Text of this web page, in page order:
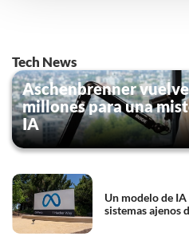
tekst 'cookies' te klikken
Tech News
Aschenbrenner
millones para una
IA
Un modelo de
sistemas ajenos